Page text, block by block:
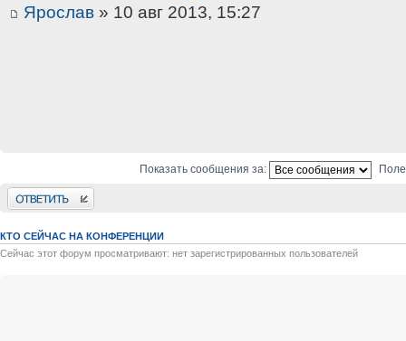
Ярослав » 10 авг 2013, 15:27
Показать сообщения за:
Ответить
КТО СЕЙЧАС НА КОНФЕРЕНЦИИ
Сейчас этот форум просматривают: нет зарегистрированных пользователей